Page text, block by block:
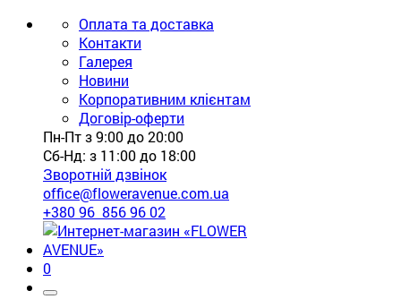
Оплата та доставка
Контакти
Галерея
Новини
Корпоративним клієнтам
Договір-оферти
Пн-Пт з 9:00 до 20:00
Сб-Нд: з 11:00 до 18:00
Зворотній дзвінок
office@floweravenue.com.ua
+380 96 856 96 02
0